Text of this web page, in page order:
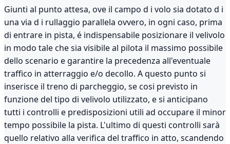
Giunti al punto attesa, ove il campo d i volo sia dotato d i
una via d i rullaggio parallela ovvero, in ogni caso, prima
di entrare in pista, é indispensabile posizionare il velivolo
in modo tale che sia visibile al pilota il massimo possibile
dello scenario e garantire la precedenza all'eventuale
traffico in atterraggio e/o decollo. A questo punto si
inserisce il treno di parcheggio, se cosi previsto in
funzione del tipo di velivolo utilizzato, e si anticipano
tutti i controlli e predisposizioni utili ad occupare il minor
tempo possibile la pista. L'ultimo di questi controlli sarà
quello relativo alla verifica del traffico in atto, scandendo